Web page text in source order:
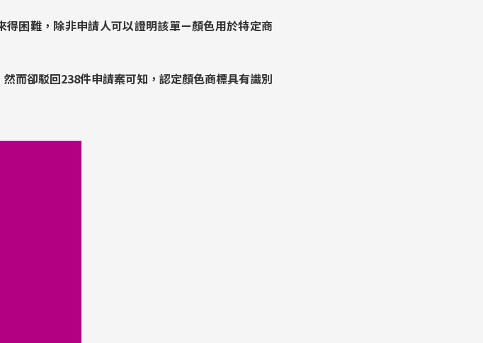
困難，除非申請人可以證明該單ㄧ顏色用於特定商
而卻駁回238件申請案可知，認定顏色商標具有識別